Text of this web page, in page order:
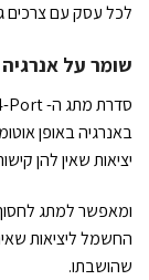
לכל עסק עם צרכים
שומר על אנרגיה
באנרגיה באופן
יציאות שאין להן
ומאפשר למתג
החשמל ליציאות
שהושבתו.